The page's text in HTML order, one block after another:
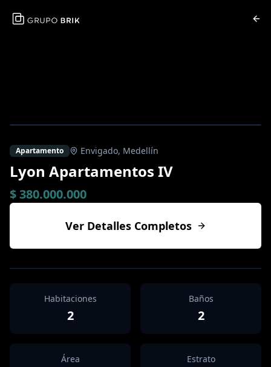
Apartamento Envigado, Medellín
Lyon Apartamentos IV
$ 380.000.000
Ver Detalles Completos
Habitaciones
2
Baños
2
Área Estrato